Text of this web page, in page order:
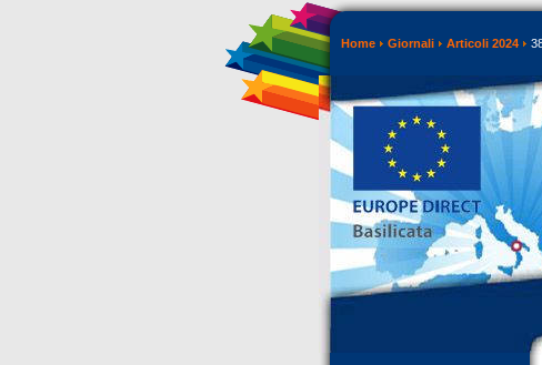
Home Giornali Articoli 2024